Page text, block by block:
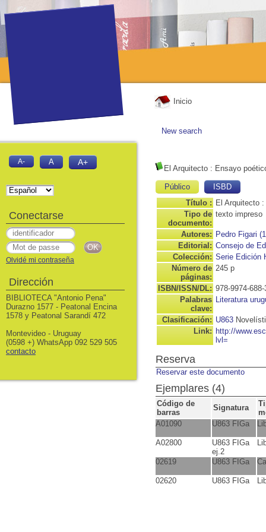
Inicio
New search
El Arquitecto : Ensayo
Público
ISBD
Título : El Arquitecto
Tipo de
documento:
texto impreso
Autores: Pedro Figari
Editorial: Consejo de
Colección: Serie Edición
Número de
páginas:
245 p
ISBN/ISSN/DL: 978-9974-688-
Palabras
clave:
Literatura
Clasificación: U863
Link: http://
lvl=
Reserva
Reservar este documento
Ejemplares (4)
Código de
barras
Signatura
A01090
U863 FIGa
A02800
U863 FIGa
ej.2
02619 U863 FIGa
02620 U863 FIGa
A- A A+
Conectarse
Olvidé mi contraseña
Dirección
BIBLIOTECA "Antonio Pena"
Durazno 1577 - Peatonal Encina
1578 y Peatonal Sarandí 472
Montevideo - Uruguay
(0598 +) WhatsApp 092 529 505
contacto